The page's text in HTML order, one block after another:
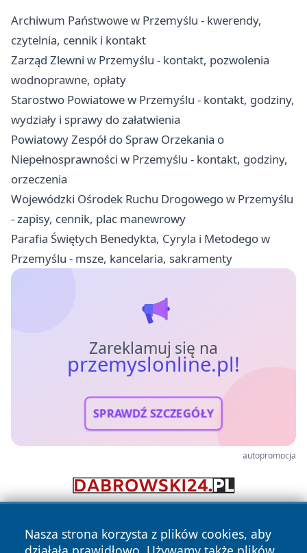
Archiwum Państwowe w Przemyślu - kwerendy,
czytelnia, cennik i kontakt
Zarząd Zlewni w Przemyślu - kontakt, pozwolenia
wodnoprawne, opłaty
Starostwo Powiatowe w Przemyślu - kontakt, godziny,
wydziały i sprawy do załatwienia
Powiatowy Zespół do Spraw Orzekania o
Niepełnosprawności w Przemyślu - kontakt, godziny,
orzeczenia
Wojewódzki Ośrodek Ruchu Drogowego w Przemyślu
- zapisy, cennik, plac manewrowy
Parafia Świętych Benedykta, Cyryla i Metodego w
Przemyślu - msze, kancelaria, sakramenty
Zareklamuj się na
przemyslonline.pl!
SPRAWDŹ SZCZEGÓŁY
autopromocja
Nasza strona korzysta z plików cookies, aby